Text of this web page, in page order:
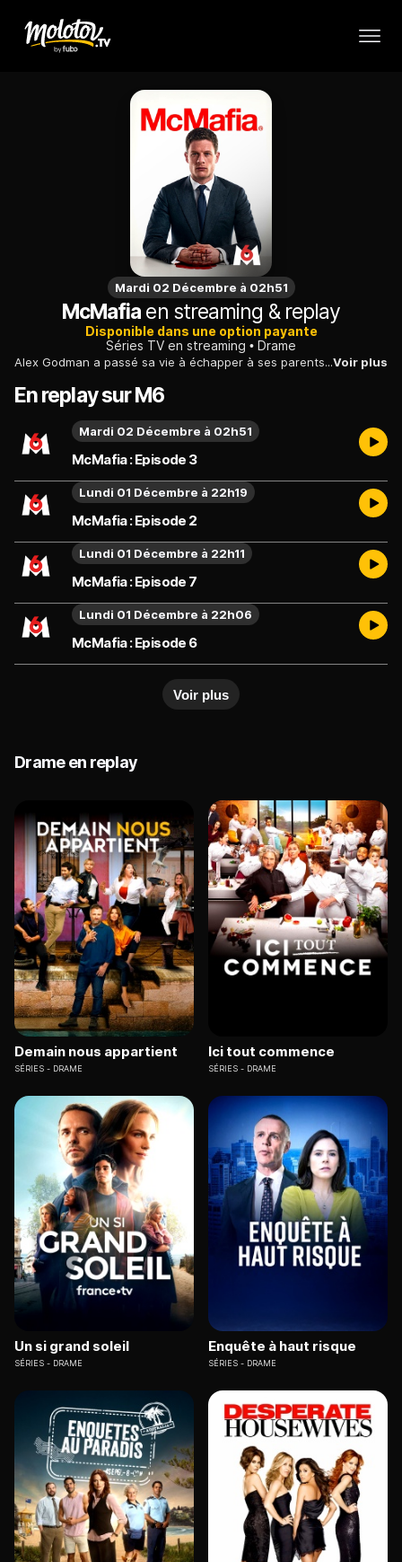
Mardi 02 Décembre à 02h51
McMafia en streaming & replay
Disponible dans une option payante
Séries TV en streaming
Drame
Alex Godman a passé sa vie à échapper à ses parents et à leurs liens avec la mafia. Cependant, lorsque le passé meurtrier de sa famille ressurgit, Alex plonge dans le milieu criminel et ses convictions les plus profondes sont remises en question.Voir plus
En replay sur M6
McMafia : Episode 3
Mardi 02 Décembre à 02h51
McMafia : Episode 2
Lundi 01 Décembre à 22h19
McMafia : Episode 7
Lundi 01 Décembre à 22h11
McMafia : Episode 6
Lundi 01 Décembre à 22h06
Voir plus
Drame en replay
Demain nous appartient
SÉRIES DRAME
Ici tout commence
SÉRIES DRAME
Un si grand soleil
SÉRIES DRAME
Enquête à haut risque
SÉRIES DRAME